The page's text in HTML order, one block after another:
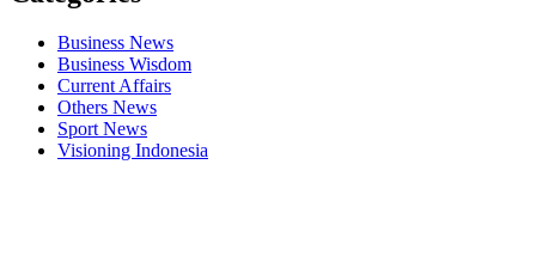
Business News
Business Wisdom
Current Affairs
Others News
Sport News
Visioning Indonesia